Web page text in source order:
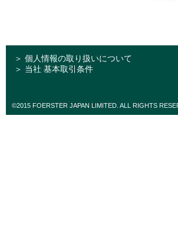
＞ 個人情報の取り扱いについて
＞ 当社 基本取引条件
©2015 FOERSTER JAPAN LIMITED. ALL RIGHTS